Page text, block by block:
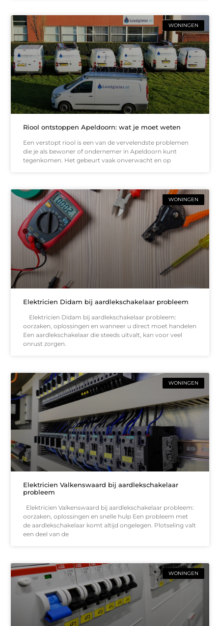
WONINGEN
Riool ontstoppen Apeldoorn: wat je moet weten
Een verstopt riool is een van de vervelendste problemen
die je als bewoner of ondernemer in Apeldoorn kunt
tegenkomen. Het gebeurt vaak onverwacht en op
WONINGEN
Elektricien Didam bij aardlekschakelaar probleem
Elektricien Didam bij aardlekschakelaar probleem:
oorzaken, oplossingen en wanneer u direct moet handelen
Een aardlekschakelaar die steeds uitvalt, kan voor veel
onrust zorgen.
WONINGEN
Elektricien Valkenswaard bij aardlekschakelaar
probleem
Elektricien Valkenswaard bij aardlekschakelaar probleem:
oorzaken, oplossingen en snelle hulp Een probleem met
de aardlekschakelaar komt altijd ongelegen. Plotseling valt
een deel van de
WONINGEN